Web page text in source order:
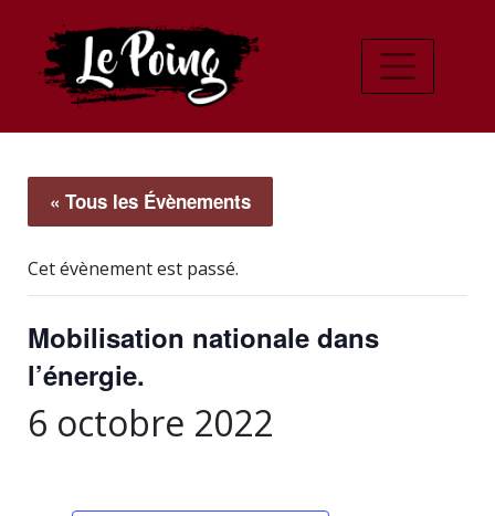
« Tous les Évènements
Cet évènement est passé.
Mobilisation nationale dans
l’énergie.
6 octobre 2022